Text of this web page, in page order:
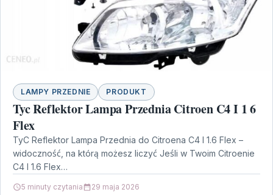
LAMPY PRZEDNIE PRODUKT
Tyc Reflektor Lampa Przednia Citroen C4 I 1 6
Flex
TyC Reflektor Lampa Przednia do Citroena C4 I 1.6 Flex –
widoczność, na którą możesz liczyć Jeśli w Twoim Citroenie
C4 I 1.6 Flex…
5 minuty czytania 29 maja 2026